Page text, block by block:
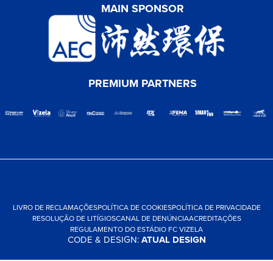
MAIN SPONSOR
PREMIUM PARTNERS
LIVRO DE RECLAMAÇÕESPOLÍTICA DE COOKIESPOLÍTICA DE PRIVACIDADE
RESOLUÇÃO DE LITÍGIOSCANAL DE DENÚNCIAACREDITAÇÕES
REGULAMENTO DO ESTÁDIO FC VIZELA
CODE & DESIGN:ATUAL DESIGN